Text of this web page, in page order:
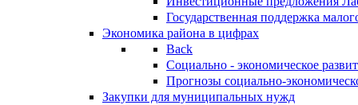
Государственная поддержка
Экономика района в цифрах
Back
Социально - экономическое
Прогнозы социально-
Закупки для муниципальных нужд